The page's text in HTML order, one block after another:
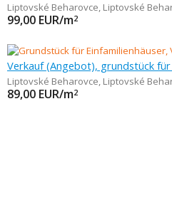
Liptovské Beharovce, Liptovské
99,00 EUR/m2
Verkauf (Angebot), grundstück
Liptovské Beharovce, Liptovské
89,00 EUR/m2